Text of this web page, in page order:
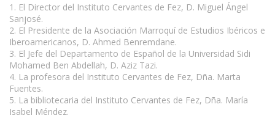
1. El Director del Instituto Cervantes de Fez, D. Miguel Ángel
Sanjosé.
2. El Presidente de la Asociación Marroquí de Estudios Ibéricos e
Iberoamericanos, D. Ahmed Benremdane.
3. El Jefe del Departamento de Español de la Universidad Sidi
Mohamed Ben Abdellah, D. Aziz Tazi.
4. La profesora del Instituto Cervantes de Fez, Dña. Marta
Fuentes.
5. La bibliotecaria del Instituto Cervantes de Fez, Dña. María
Isabel Méndez.